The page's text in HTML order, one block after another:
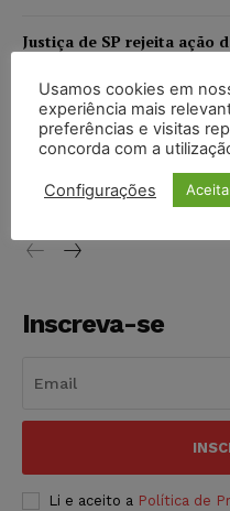
Justiça de SP rejeita ação
NOTÍCIAS 05/08/2026
Conselho Nacional de
NOTÍCIAS 05/08/2026
Inscreva-se
Li e aceito a Política de
Usamos cookies em
experiência mais
preferências e visitas
concorda com a
Configurações